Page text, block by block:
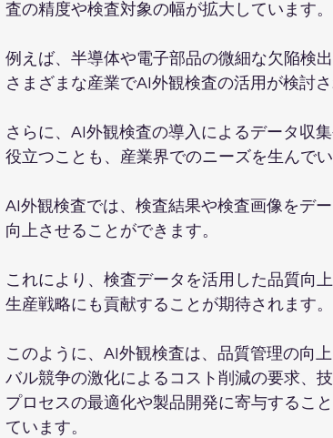
査の精度や検査対象の幅が拡大しています。
例えば、半導体や電子部品の微細な欠陥検
さまざまな産業でAI外観検査の活用が検討さ
さらに、AI外観検査の導入によるデータ収
役立つことも、産業界でのニーズを生んでい
AI外観検査では、検査結果や検査画像をデ
向上させることができます。
これにより、検査データを活用した品質向
生産戦略にも貢献することが期待されます。
このように、AI外観検査は、品質管理の向
バル競争の激化によるコスト削減の要求、
プロセスの最適化や製品開発に寄与するこ
ています。